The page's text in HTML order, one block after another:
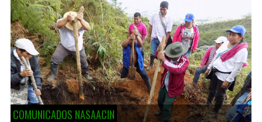
COMUNICADOS NASAACIN